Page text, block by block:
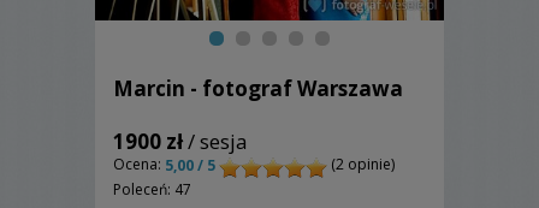
Marcin - fotograf Warszawa
1900 zł/ sesja
Ocena: 5,00 / 5
(2 opinie)
Poleceń: 47